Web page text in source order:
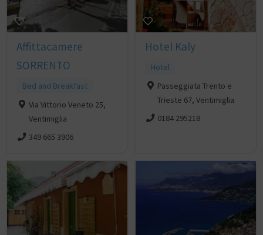
Affittacamere
SORRENTO
Bed and Breakfast
Via Vittorio Veneto 25,
Ventimiglia
349 665 3906
Hotel Kaly
Hotel
Passeggiata Trento e
Trieste 67, Ventimiglia
0184 295218